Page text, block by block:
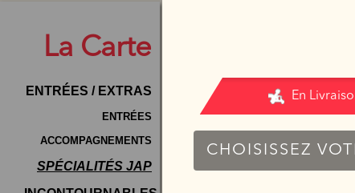
Contact
Mentions
Légales
Programme
La Carte
ENTRÉES / EXTRAS
ENTRÉES
ACCOMPAGNEMENTS
SPÉCIALITÉS JAP